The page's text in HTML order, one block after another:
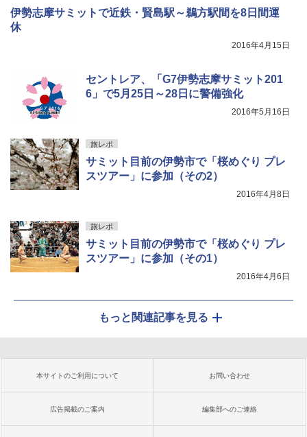
伊勢志摩サミットで近鉄・賢島駅～鵜方駅間を8日間運
休
2016年4月15日
セントレア、「G7伊勢志摩サミット201
6」で5月25日～28日に警備強化
2016年5月16日
旅レポ
サミット目前の伊勢市で「桜めぐり プレ
スツアー」に参加（その2）
2016年4月8日
旅レポ
サミット目前の伊勢市で「桜めぐり プレ
スツアー」に参加（その1）
2016年4月6日
もっと関連記事を見る
本サイトのご利用について お問い合わせ
広告掲載のご案内 編集部へのご連絡